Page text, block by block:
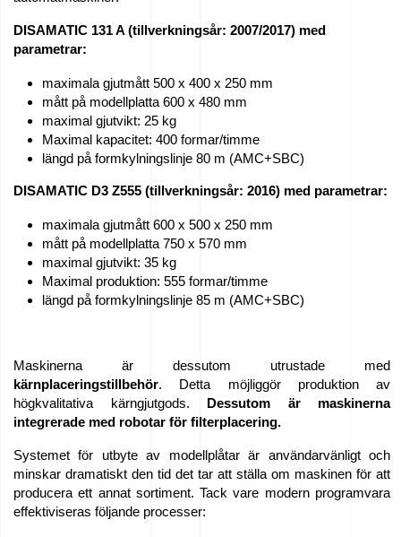
DISAMATIC 131 A (tillverkningsår: 2007/2017) med
parametrar:
maximala gjutmått 500 x 400 x 250 mm
mått på modellplatta 600 x 480 mm
maximal gjutvikt: 25 kg
Maximal kapacitet: 400 formar/timme
längd på formkylningslinje 80 m (AMC+SBC)
DISAMATIC D3 Z555 (tillverkningsår: 2016) med parametrar:
maximala gjutmått 600 x 500 x 250 mm
mått på modellplatta 750 x 570 mm
maximal gjutvikt: 35 kg
Maximal produktion: 555 formar/timme
längd på formkylningslinje 85 m (AMC+SBC)
Maskinerna är dessutom utrustade med
kärnplaceringstillbehör. Detta möjliggör produktion av
högkvalitativa kärngjutgods.
Dessutom är maskinerna
integrerade med robotar för filterplacering.
Systemet för utbyte av modellplåtar är användarvänligt och
minskar dramatiskt den tid det tar att ställa om maskinen för att
producera ett annat sortiment. Tack vare modern programvara
effektiviseras följande processer: